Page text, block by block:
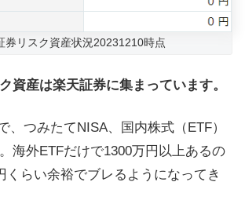
券リスク資産状況20231210時点
資産は楽天証券に集まっています。
、つみたてNISA、国内株式（ETF）
海外ETFだけで1300万円以上あるの
くらい余裕でブレるようになってき